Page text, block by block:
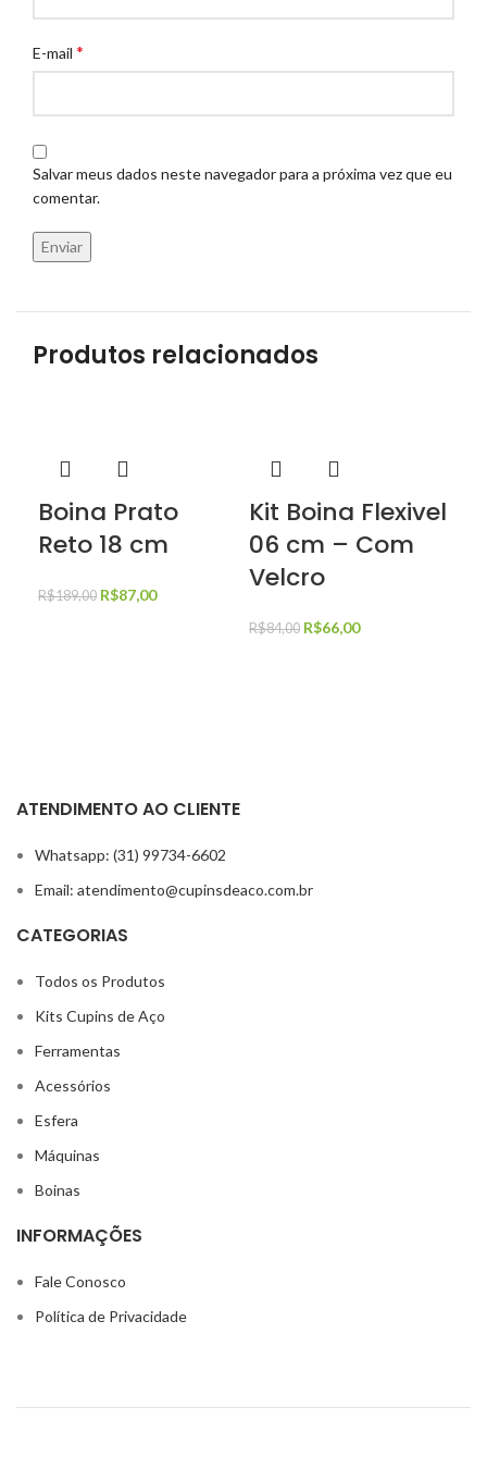
E-mail *
Salvar meus dados neste navegador para a próxima vez que eu
comentar.
Produtos relacionados
Boina Prato
Reto 18 cm
R$189,00 R$87,00
Kit Boina Flexivel
06 cm – Com
Velcro
R$84,00 R$66,00
ATENDIMENTO AO CLIENTE
Whatsapp: (31) 99734-6602
Email: atendimento@cupinsdeaco.com.br
CATEGORIAS
Todos os Produtos
Kits Cupins de Aço
Ferramentas
Acessórios
Esfera
Máquinas
Boinas
INFORMAÇÕES
Fale Conosco
Política de Privacidade